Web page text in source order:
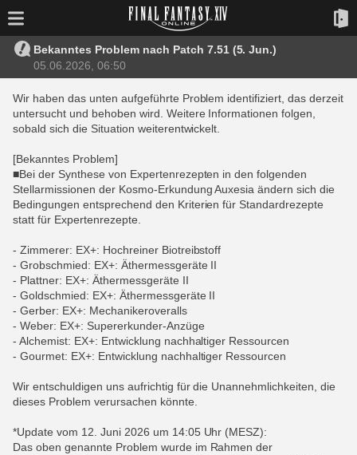
Bekanntes Problem nach Patch 7.51 (5. Jun.)
05.06.2026, 06:50
Wir haben das unten aufgeführte Problem identifiziert, das derzeit
untersucht und behoben wird. Weitere Informationen folgen,
sobald sich die Situation weiterentwickelt.
[Bekanntes Problem]
■Bei der Synthese von Expertenrezepten in den folgenden
Stellarmissionen der Kosmo-Erkundung Auxesia ändern sich die
Bedingungen entsprechend den Kriterien für Standardrezepte
statt für Expertenrezepte.
- Zimmerer: EX+: Hochreiner Biotreibstoff
- Grobschmied: EX+: Äthermessgeräte II
- Plattner: EX+: Äthermessgeräte II
- Goldschmied: EX+: Äthermessgeräte II
- Gerber: EX+: Mechanikeroveralls
- Weber: EX+: Supererkunder-Anzüge
- Alchemist: EX+: Entwicklung nachhaltiger Ressourcen
- Gourmet: EX+: Entwicklung nachhaltiger Ressourcen
Wir entschuldigen uns aufrichtig für die Unannehmlichkeiten, die
dieses Problem verursachen könnte.
*Update vom 12. Juni 2026 um 14:05 Uhr (MESZ):
Das oben genannte Problem wurde im Rahmen der